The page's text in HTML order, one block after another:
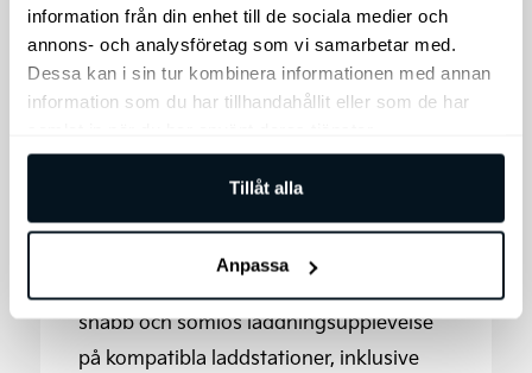
information från din enhet till de sociala medier och
annons- och analysföretag som vi samarbetar med.
Dessa kan i sin tur kombinera informationen med annan
information som du har tillhandahållit eller som de har
Tillåt alla
Anpassa
Kia Plug&Charge
Med Kia Plug&Charge blir laddningen
smidig och automatiserad. Koppla bara in
automatiskt – inget behov av kort eller
snabb och sömlös laddningsupplevelse
på kompatibla laddstationer, inklusive